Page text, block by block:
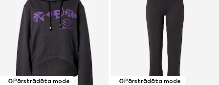
♻️Pārstrādāta mode
♻️Pārstrādāta mode